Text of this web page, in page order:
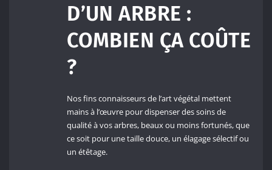
D’UN ARBRE :
COMBIEN ÇA COÛTE
?
Nos fins connaisseurs de l’art végétal mettent
mains à l’œuvre pour dispenser des soins de
qualité à vos arbres, beaux ou moins fortunés, que
ce soit pour une taille douce, un élagage sélectif ou
un étêtage.